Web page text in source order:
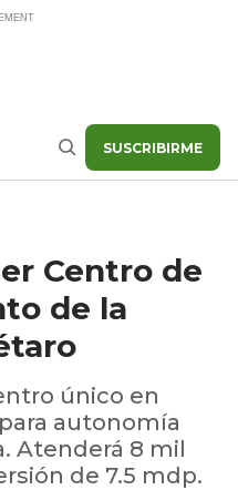
Buscar SUSCRIBIRME
Centro de
de la
único en
autonomía
Atenderá 8 mil
de 7.5 mdp.